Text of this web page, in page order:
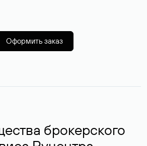
Оформить заказ
брокерского